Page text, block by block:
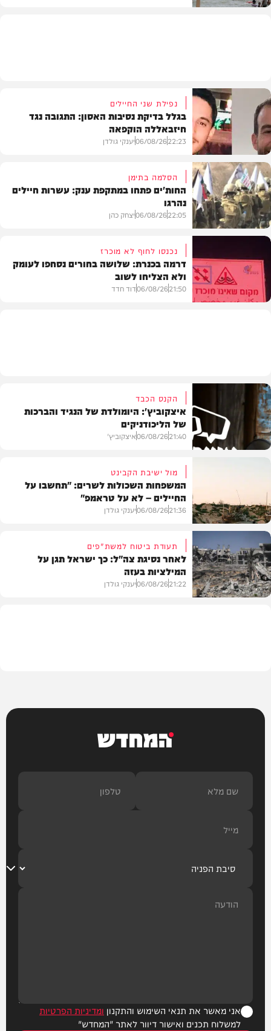
צבא וביטחון
נפילת שני החיילים
בגלל בדיקת נסיבות האסון: התגובה נגד
חיזבאללה הוקפאה
22:23
06/08/26יענקי גולדן
בעולם
הסלמה בתימן
החות'ים פתחו במתקפת ענק: עשרות חיילים
נהרגו
22:05
06/08/26יצחק כהן
נכנסו לחוף לא מוכרז
דרמה בכנרת: שלושה בחורים נסחפו לעומק
ולא הצליחו לשוב
21:50
06/08/26דוד חדד
חדשות
הקנס הכבד
איצקוביץ': היומולדת של הנגיד והברכות
של הליכודניקים
21:40
06/08/26איצקוביץ'
צבא וביטחון
מול ישיבת הקבינט
המשפחות השכולות לשרים: "תחשבו על
החיילים – לא על טראמפ"
21:36
06/08/26יענקי גולדן
תעודת ביטוח למשת"פים
לאחר נסיגת צה"ל: כך ישראל תגן על
המילציות בעזה
21:22
06/08/26יענקי גולדן
המחדש
אני מאשר את תנאי השימוש והתקנון ומדיניות הפרטיות
למשלוח תכנים ואישור דיוור לאתר "המחדש"